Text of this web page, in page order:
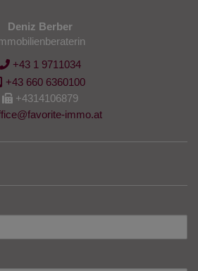
Deniz Berber
Immobilienberaterin
+43 1 9711034
+43 660 6360100
+4314106879